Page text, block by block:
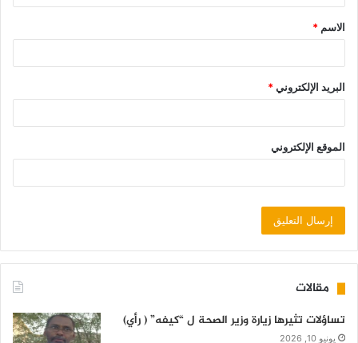
الاسم *
البريد الإلكتروني*
الموقع الإلكتروني
مقالات
تساؤلات تثيرها زيارة وزير الصحة ل “كيفه” ( رأي)
يونيو 10, 2026